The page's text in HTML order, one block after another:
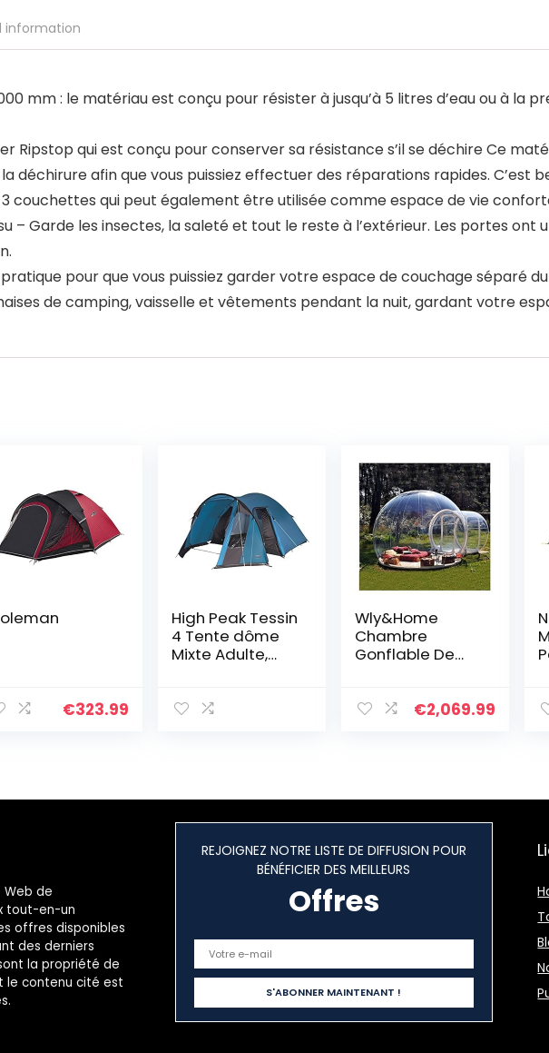
information
mm : le matériau est conçu pour résister à jusqu’à 5 litres d’eau ou à la
Ripstop qui est conçu pour conserver sa résistance s’il se déchire Ce
déchirure afin que vous puissiez effectuer des réparations rapides. C’est
couchettes qui peut également être utilisée comme espace de vie
– Garde les insectes, la saleté et tout le reste à l’extérieur. Les portes
pour que vous puissiez garder votre espace de couchage séparé
de camping, vaisselle et vêtements pendant la nuit, gardant votre
€323.99
High Peak Tessin
4 Tente dôme
Mixte Adulte,
cm
Wly&Home
Chambre
Gonflable De
Transparentes
avec Le
Ventilateur Libre
Kit De
Réparation.
€2,069.99
de
tout-en-un
offres disponibles
des derniers
la propriété de
le contenu cité est
REJOIGNEZ NOTRE LISTE DE DIFFUSION POUR
BÉNÉFICIER DES MEILLEURS
Offres